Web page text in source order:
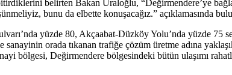
belirten Bakan Uraloğlu, “Değirmendere’ye
bunu da elbette konuşacağız.” açıklamasında
yüzde 80, Akçaabat-Düzköy Yolu’nda yüzde
orada tıkanan trafiğe çözüm üretme adına
bölgesi, Değirmendere bölgesindeki bütün ulaşımı